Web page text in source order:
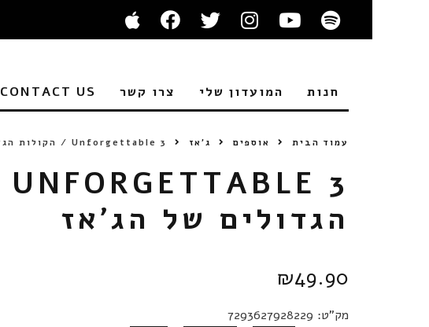
חנות המועדון שלי צרו קשר CONTACT US
עמוד הבית אוספים ג'אז Unforgettable 3 / הקולות הגדולים של הג’אז
הגדולים של הג’אז
₪49.90
מק"ט: 7293627928229